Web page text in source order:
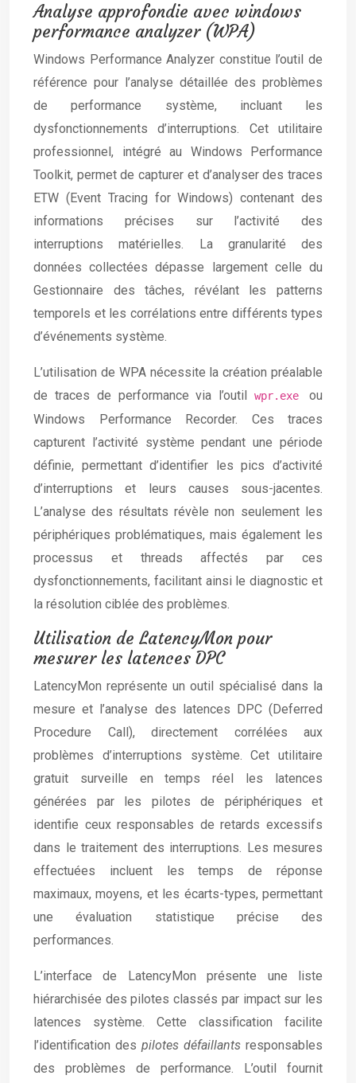
Analyse approfondie avec windows
performance analyzer (WPA)
Windows Performance Analyzer constitue l’outil de
référence pour l’analyse détaillée des problèmes
de performance système, incluant les
dysfonctionnements d’interruptions. Cet utilitaire
professionnel, intégré au Windows Performance
Toolkit, permet de capturer et d’analyser des traces
ETW (Event Tracing for Windows) contenant des
informations précises sur l’activité des
interruptions matérielles. La granularité des
données collectées dépasse largement celle du
Gestionnaire des tâches, révélant les patterns
temporels et les corrélations entre différents types
d’événements système.
L’utilisation de WPA nécessite la création préalable
de traces de performance via l’outilwpr.exeou
Windows Performance Recorder. Ces traces
capturent l’activité système pendant une période
définie, permettant d’identifier les pics d’activité
d’interruptions et leurs causes sous-jacentes.
L’analyse des résultats révèle non seulement les
périphériques problématiques, mais également les
processus et threads affectés par ces
dysfonctionnements, facilitant ainsi le diagnostic et
la résolution ciblée des problèmes.
Utilisation de LatencyMon pour
mesurer les latences DPC
LatencyMon représente un outil spécialisé dans la
mesure et l’analyse des latences DPC (Deferred
Procedure Call), directement corrélées aux
problèmes d’interruptions système. Cet utilitaire
gratuit surveille en temps réel les latences
générées par les pilotes de périphériques et
identifie ceux responsables de retards excessifs
dans le traitement des interruptions. Les mesures
effectuées incluent les temps de réponse
maximaux, moyens, et les écarts-types, permettant
une évaluation statistique précise des
performances.
L’interface de LatencyMon présente une liste
hiérarchisée des pilotes classés par impact sur les
latences système. Cette classification facilite
l’identification des pilotes défaillants responsables
des problèmes de performance. L’outil fournit